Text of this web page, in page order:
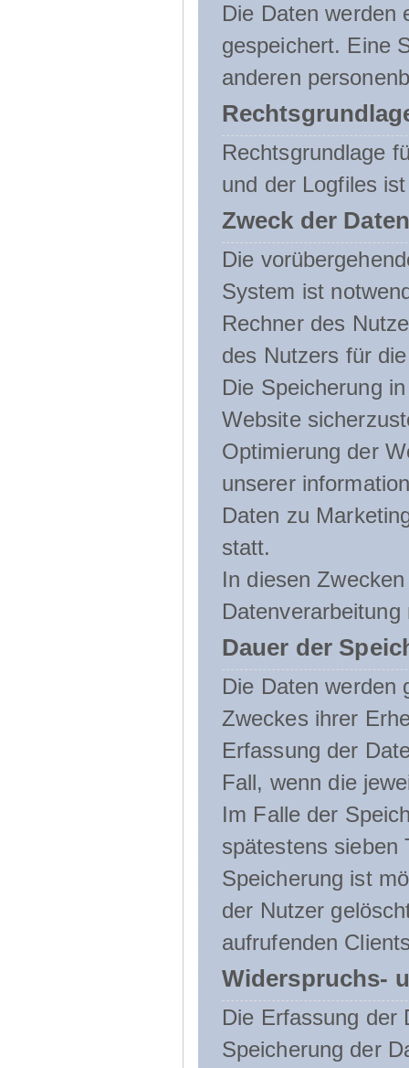
Die Daten werden
gespeichert. Eine
anderen
Rechtsgrundlage
und der Logfiles
Zweck der
Die
System ist
Rechner des
des Nutzers für
Die Speicherung
Website
Optimierung der
unserer
Daten zu
statt.
In diesen
Dauer der
Die Daten werden
Zweckes ihrer
Erfassung der
Fall, wenn die
Im Falle der
spätestens sieben
Speicherung ist
der Nutzer
aufrufenden
Widerspruchs-
Die Erfassung der
Speicherung der